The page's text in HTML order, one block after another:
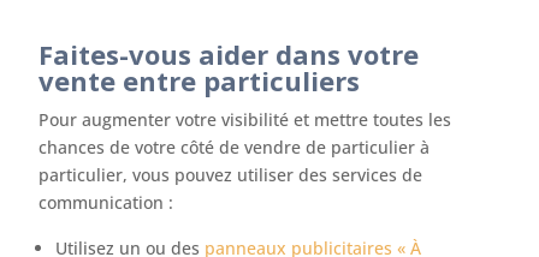
Faites-vous aider dans votre
vente entre particuliers
Pour augmenter votre visibilité et mettre toutes les
chances de votre côté de vendre de particulier à
particulier, vous pouvez utiliser des services de
communication :
Utilisez un ou des panneaux publicitaires « À